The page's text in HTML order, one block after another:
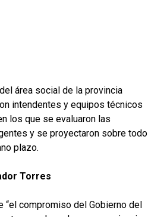
área social de la provincia
intendentes y equipos técnicos
los que se evaluaron las
y se proyectaron sobre todo
plazo.
Torres
“el compromiso del Gobierno del